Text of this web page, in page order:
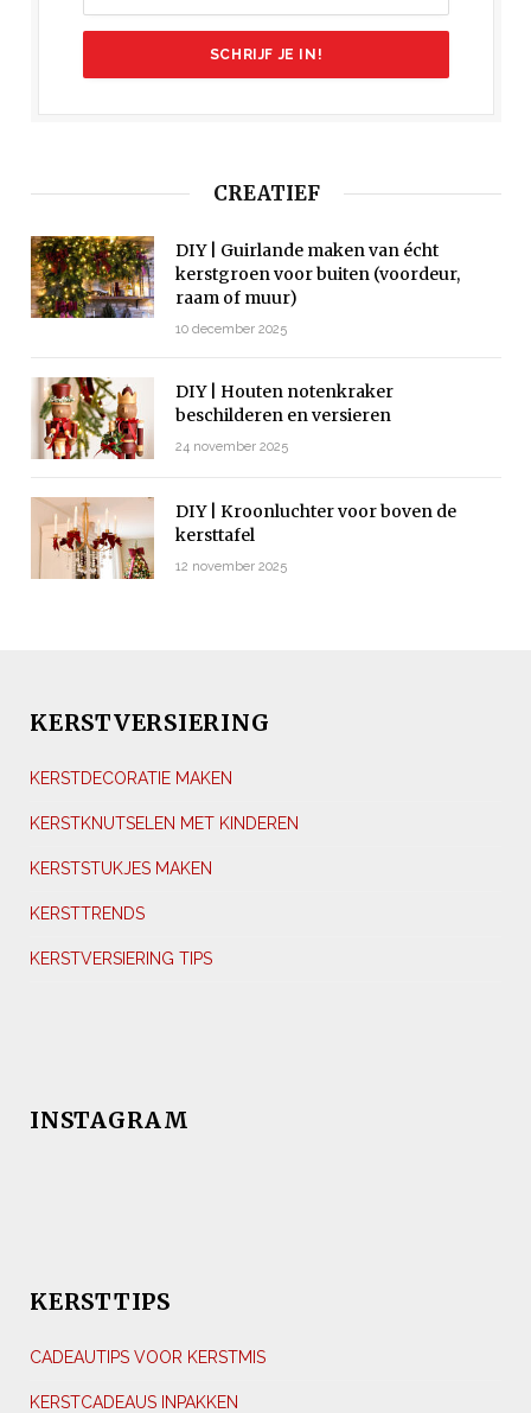
CREATIEF
DIY | Guirlande maken van écht
kerstgroen voor buiten (voordeur,
raam of muur)
10 december 2025
DIY | Houten notenkraker
beschilderen en versieren
24 november 2025
DIY | Kroonluchter voor boven de
kersttafel
12 november 2025
KERSTVERSIERING
KERSTDECORATIE MAKEN
KERSTKNUTSELEN MET KINDEREN
KERSTSTUKJES MAKEN
KERSTTRENDS
KERSTVERSIERING TIPS
INSTAGRAM
KERSTTIPS
CADEAUTIPS VOOR KERSTMIS
KERSTCADEAUS INPAKKEN